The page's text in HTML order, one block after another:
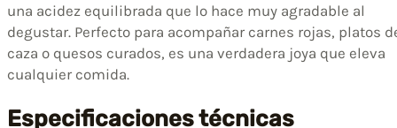
una acidez equilibrada que lo hace muy agradable al
degustar. Perfecto para acompañar carnes rojas, platos
caza o quesos curados, es una verdadera joya que eleva
cualquier comida.
Especificaciones técnicas